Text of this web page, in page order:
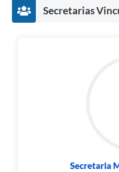
Secretarias
Secretaria